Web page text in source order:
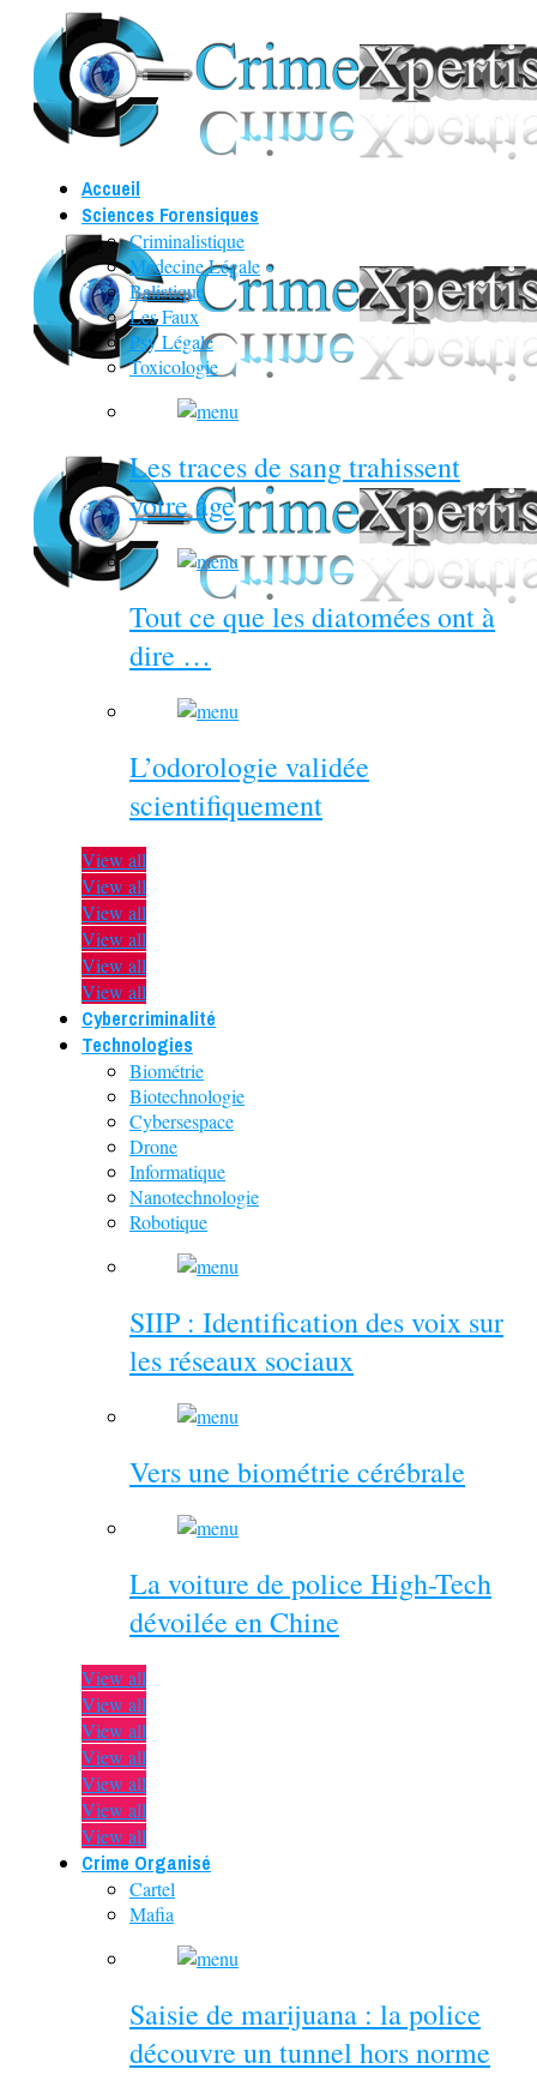
Accueil
Sciences Forensiques
Criminalistique
Médecine Légale
Balistique
Les Faux
Psy Légale
Toxicologie
Les traces de sang trahissent
votre âge
Tout ce que les diatomées ont à
dire …
L’odorologie validée
scientifiquement
View all
View all
View all
View all
View all
View all
Cybercriminalité
Technologies
Biométrie
Biotechnologie
Cybersespace
Drone
Informatique
Nanotechnologie
Robotique
SIIP : Identification des voix sur
les réseaux sociaux
Vers une biométrie cérébrale
La voiture de police High-Tech
dévoilée en Chine
View all
View all
View all
View all
View all
View all
View all
Crime Organisé
Cartel
Mafia
Saisie de marijuana : la police
découvre un tunnel hors norme